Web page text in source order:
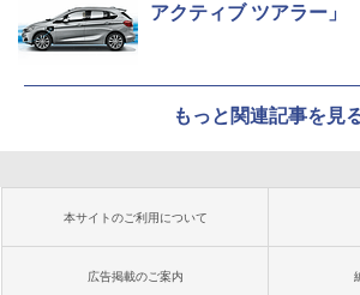
アクティブ ツアラー」
もっと関連記事を見
本サイトのご利用について
広告掲載のご案内